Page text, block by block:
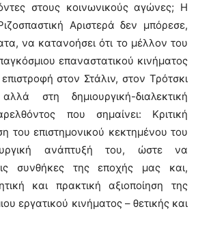
στους κοινωνικούς αγώνες; Η
Αριστερά δεν μπόρεσε,
να κατανοήσει ότι το μέλλον του
επαναστατικού κινήματος
στον Στάλιν, στον Τρότσκι
στη δημιουργική-διαλεκτική
που σημαίνει: Κριτική
του επιστημονικού κεκτημένου του
ανάπτυξή του, ώστε να
συνθήκες της εποχής μας και,
και πρακτική αξιοποίηση της
εργατικού κινήματος – θετικής και